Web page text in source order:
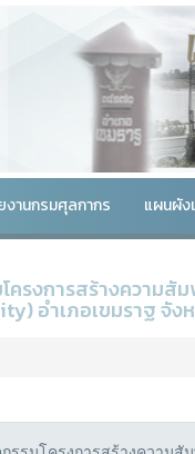
งานกรมศุลกากร แผนผัง
ครงการสร้างความ
อำเภอเขมราฐ จัง